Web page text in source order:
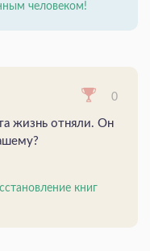
человеком!
0
жизнь отняли. Он
книг